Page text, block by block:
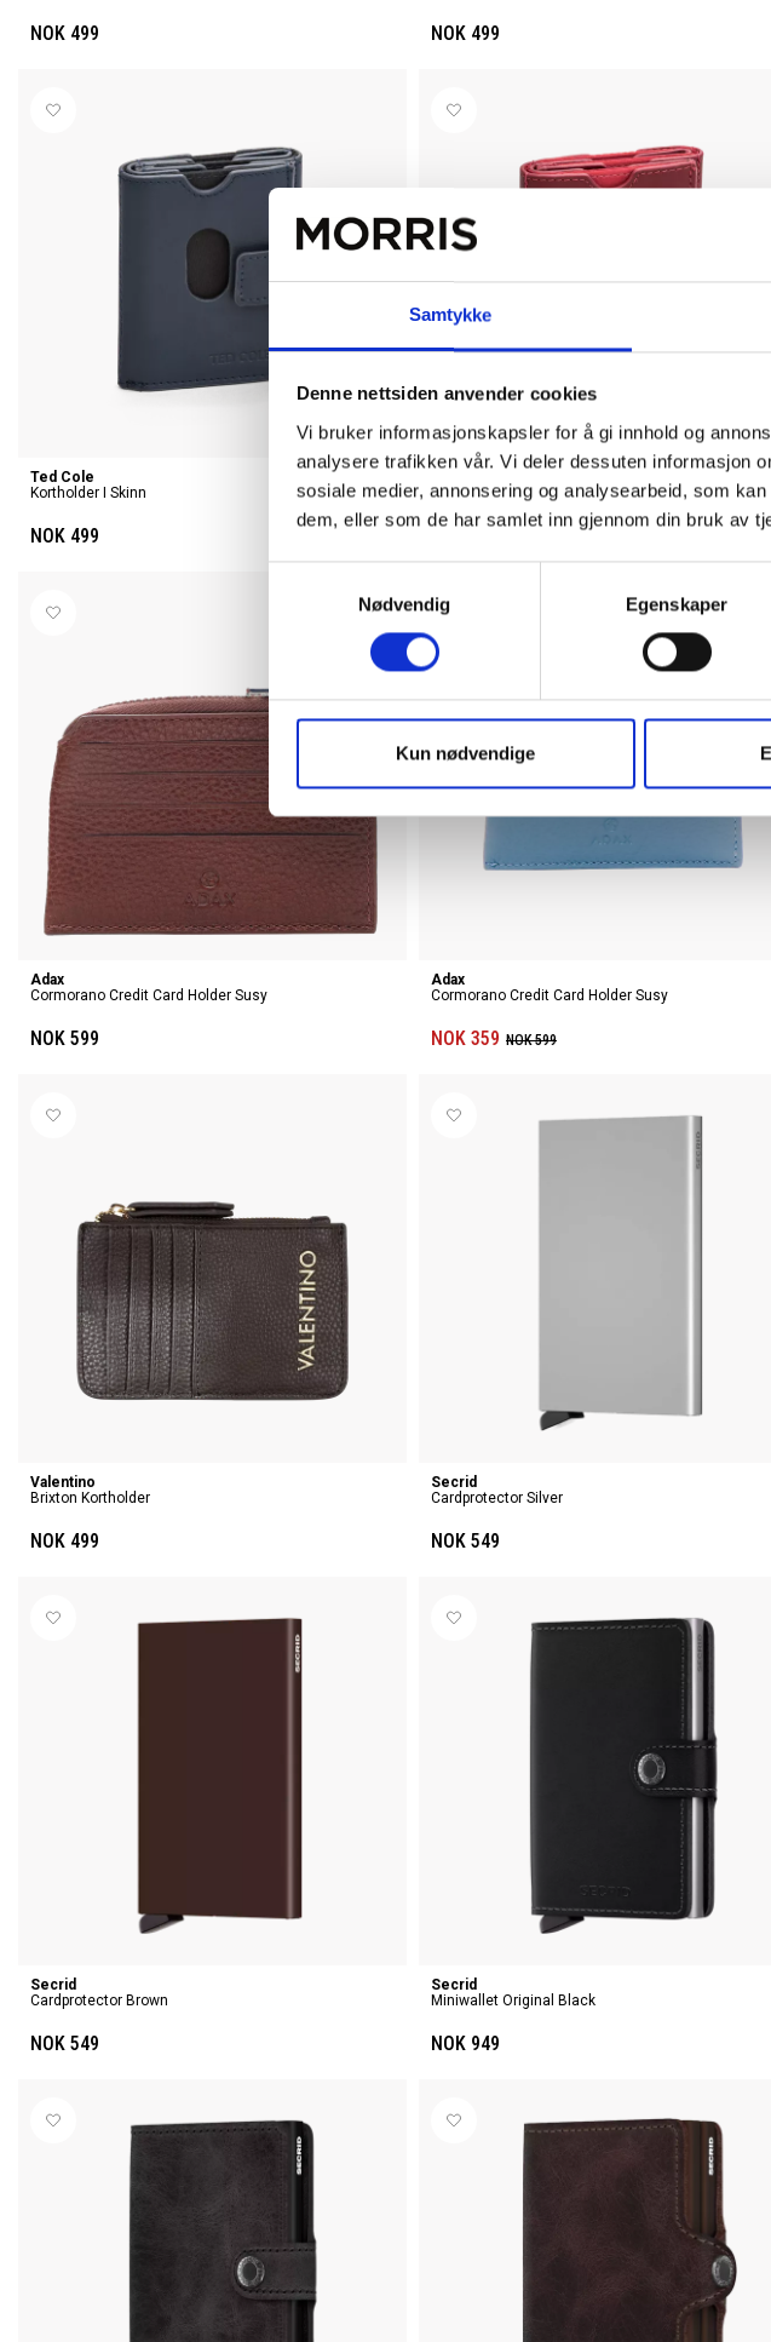
Samtykke
Denne nettsiden anvender cookies
Vi bruker informasjonskapsler for å gi innhold og
analysere trafikken vår. Vi deler dessuten informasjon
sosiale medier, annonsering og analysearbeid, som
dem, eller som de har samlet inn gjennom din bruk av
Nødvendig
Egenskaper
Kun nødvendige
NOK 499 NOK 499
Kortholder I Skinn
Ted Cole
NOK 499
Kortholder I Skinn
Cormorano Credit Card Holder Susy
Adax
NOK 599
Cormorano Credit Card Holder Susy
Adax
NOK 359 NOK 599
Brixton Kortholder
Valentino
NOK 499
Cardprotector Silver
Secrid
NOK 549
Cardprotector Brown
Secrid
NOK 549
Miniwallet Original Black
Secrid
NOK 949